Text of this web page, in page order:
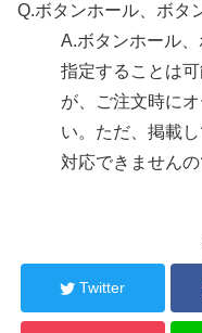
Q.ボタンホール、ボタ
A.ボタンホール
指定することは
が、ご注文時に
い。ただ、掲載
対応できません
Twitter